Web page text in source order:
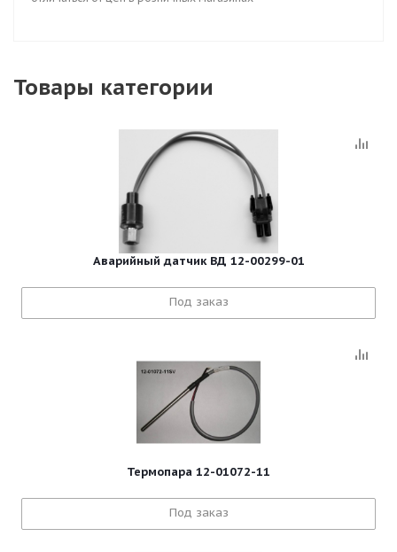
Товары категории
Аварийный датчик ВД 12-00299-01
Под заказ
Термопара 12-01072-11
Под заказ